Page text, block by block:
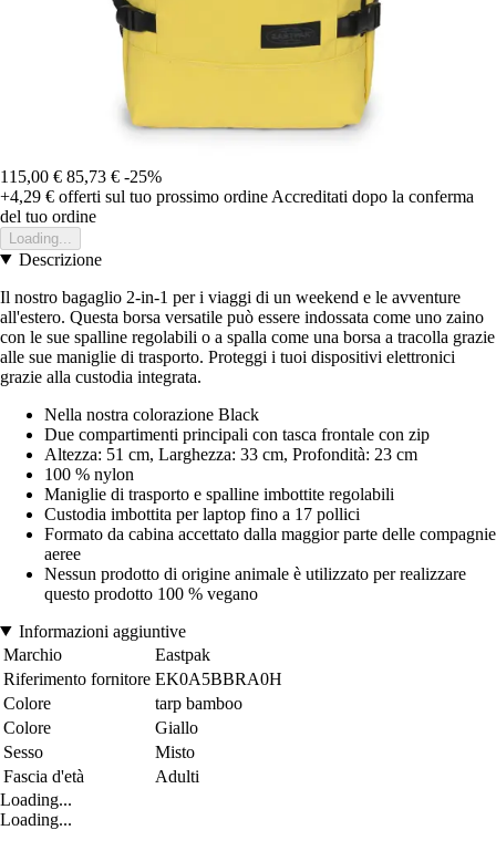
115,00 € 85,73 € -25%
+4,29 € offerti sul tuo prossimo ordine Accreditati dopo la conferma
del tuo ordine
Loading...
Descrizione
Il nostro bagaglio 2-in-1 per i viaggi di un weekend e le avventure
all'estero. Questa borsa versatile può essere indossata come uno zaino
con le sue spalline regolabili o a spalla come una borsa a tracolla grazie
alle sue maniglie di trasporto. Proteggi i tuoi dispositivi elettronici
grazie alla custodia integrata.
Nella nostra colorazione Black
Due compartimenti principali con tasca frontale con zip
Altezza: 51 cm, Larghezza: 33 cm, Profondità: 23 cm
100 % nylon
Maniglie di trasporto e spalline imbottite regolabili
Custodia imbottita per laptop fino a 17 pollici
Formato da cabina accettato dalla maggior parte delle compagnie
aeree
Nessun prodotto di origine animale è utilizzato per realizzare
questo prodotto 100 % vegano
Informazioni aggiuntive
Marchio
Eastpak
Riferimento fornitore EK0A5BBRA0H
Colore
tarp bamboo
Colore
Giallo
Sesso
Misto
Fascia d'età
Adulti
Loading...
Loading...